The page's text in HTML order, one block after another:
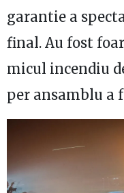
garantie a
final. Au fost
micul incendiu
per ansamblu a